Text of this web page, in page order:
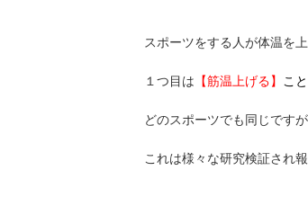
スポーツをする人が体温を
１つ目は 【筋温上げる】 こと
どのスポーツでも同じです
これは様々な研究検証され